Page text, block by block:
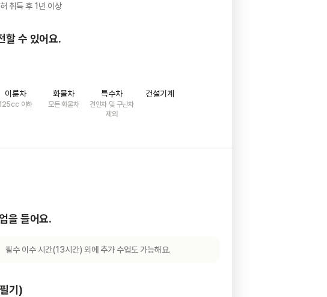
취득 후 1년 이상
할 수 있어요.
이륜차
125cc 이하
화물차
모든 화물차
특수차
견인차 및 구난차
제외
건설기계
을 들어요.
필수 이수 시간(13시간) 외에 추가 수업도 가능해요.
기)